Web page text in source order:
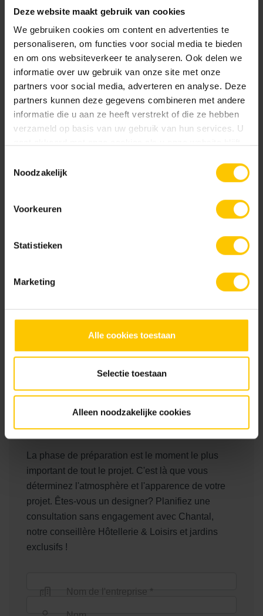
Deze website maakt gebruik van cookies
We gebruiken cookies om content en advertenties te
personaliseren, om functies voor social media te bieden
en om ons websiteverkeer te analyseren. Ook delen we
informatie over uw gebruik van onze site met onze
partners voor social media, adverteren en analyse. Deze
partners kunnen deze gegevens combineren met andere
informatie die u aan ze heeft verstrekt of die ze hebben
verzameld op basis van uw gebruik van hun services. U
Noodzakelijk
Voorkeuren
Statistieken
Marketing
Alle cookies toestaan
Selectie toestaan
Alleen noodzakelijke cookies
GeoCeramica® et Éclairage dans le Jardin de
Plage
Pour relier les différentes sections du jardin, des carreaux
deGeoCeramica®au format allongé ont été posés sur
toute la longueur du jardin. Pour un effet enchanteur en
soirée, des spots encastrés ont été installés le long du
chemin. Grâce aux découpes pré-percées des carreaux
esthétiques, mais aussi une grande praticité et durabilité,
Intéressé par des carreaux GeoCeramica® avec découpes
lite ready auprès de l'un de nos revendeurs et donnez à
2019
Localisation
Eigen Huis & Tuin
Jardins exclusifs, Hôtellerie & Loisirs
La phase de préparation est le moment le plus
important de tout le projet. C'est là que vous
déterminez l'atmosphère et l'apparence de votre
projet. Êtes-vous un designer? Planifiez une
consultation sans engagement avec Chantal,
notre conseillère Hôtellerie & Loisirs et jardins
exclusifs !
Nom de l'entreprise *